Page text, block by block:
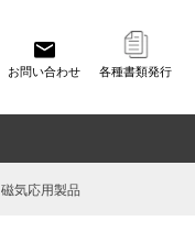
お問い合わせ 各種書類発行
磁気応用製品